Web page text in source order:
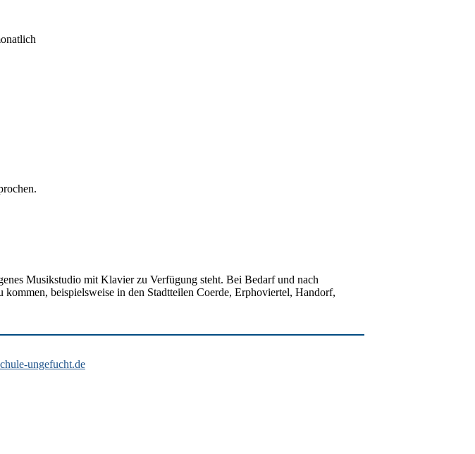
Musikstudio mit Klavier zu Verfügung steht. Bei Bedarf und nach
beispielsweise in den Stadtteilen Coerde, Erphoviertel, Handorf,
ungefucht.de